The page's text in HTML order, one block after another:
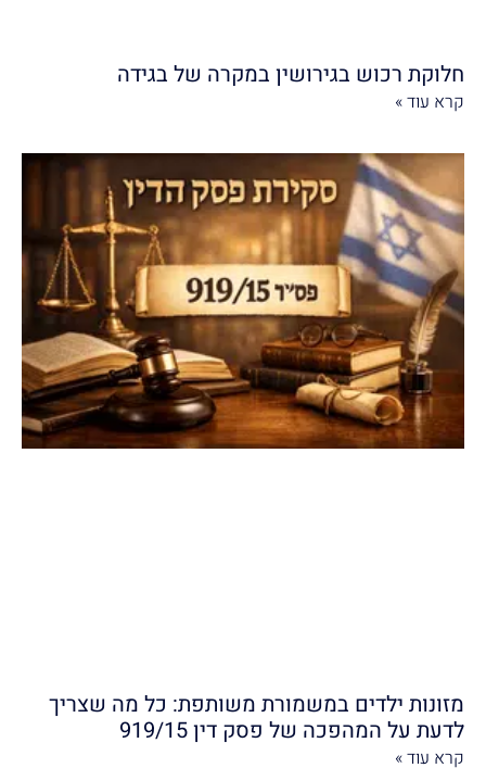
חלוקת רכוש בגירושין במקרה של בגידה
קרא עוד »
מזונות ילדים במשמורת משותפת: כל מה שצריך
לדעת על המהפכה של פסק דין 919/15
קרא עוד »